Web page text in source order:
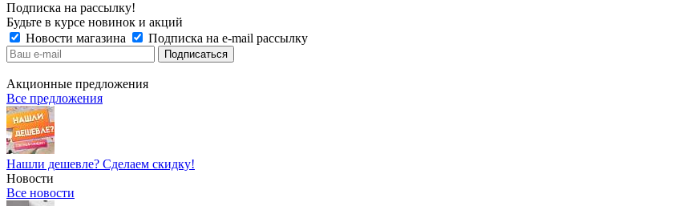
Подписка на рассылку!
Будьте в курсе новинок и акций
Новости магазина
Подписка на e-mail рассылку
Акционные предложения
Все предложения
Нашли дешевле? Сделаем скидку!
Новости
Все новости